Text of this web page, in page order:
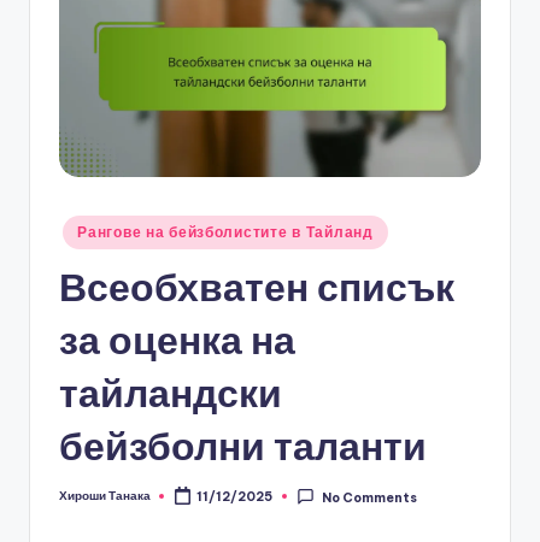
Posted
in
Рангове на бейзболистите в Тайланд
Всеобхватен списък
за оценка на
тайландски
бейзболни таланти
Posted
Хироши Танака 11/12/2025 No Comments